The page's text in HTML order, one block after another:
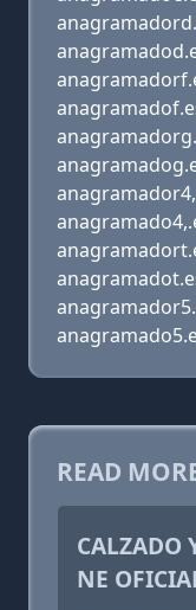
READ
NE